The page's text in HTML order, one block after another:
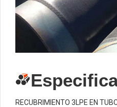
RECUBRIMIENTO 3LPE EN